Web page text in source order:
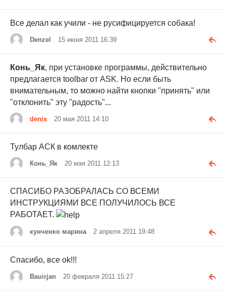
Все делал как учили - не русифицируется собака!
Denzel 15 июня 2011 16:39
Конь_Як, при установке программы, действительно
предлагается toolbar от ASK. Но если быть
внимательным, то можно найти кнопки "принять" или
"отклонить" эту "радость"...
denis 20 мая 2011 14:10
Тулбар АСК в комлекте
Конь_Як 20 мая 2011 12:13
СПАСИБО РАЗОБРАЛАСЬ СО ВСЕМИ
ИНСТРУКЦИЯМИ ВСЕ ПОЛУЧИЛОСЬ ВСЕ
РАБОТАЕТ.
кунченко марина 2 апреля 2011 19:48
Спасибо, все ok!!!
Bauirjan 20 февраля 2011 15:27